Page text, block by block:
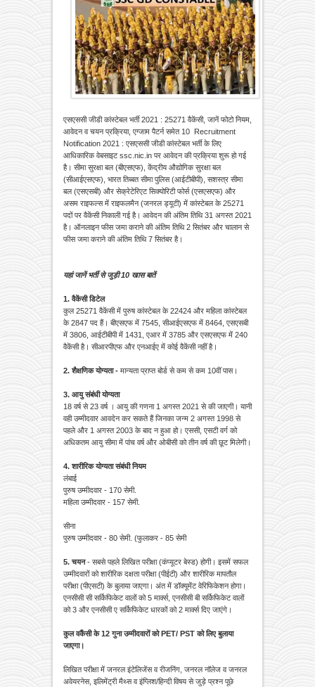
एसएससी जीडी कांस्टेबल भर्ती 2021 : 25271 वैकेंसी, जानें फोटो नियम,
आवेदन व चयन प्रक्रिया, एग्जाम पैटर्न समेत 10 Recruitment
Notification 2021 : एसएससी जीडी कांस्टेबल भर्ती के लिए
आधिकारिक वेबसाइट ssc.nic.in पर आवेदन की प्रक्रिया शुरू हो गई
है। सीमा सुरक्षा बल (बीएसएफ), केंद्रीय औद्योगिक सुरक्षा बल
(सीआईएसएफ), भारत तिब्बत सीमा पुलिस (आईटीबीपी), सशस्त्र सीमा
बल (एसएसबी) और सेक्रेटेरिएट सिक्योरिटी फोर्स (एसएसएफ) और
असम राइफल्स में राइफलमैन (जनरल ड्यूटी) में कांस्टेबल के 25271
पदों पर वैकेंसी निकाली गई है। आवेदन की अंतिम तिथि 31 अगस्त 2021
है। ऑनलाइन फीस जमा कराने की अंतिम तिथि 2 सितंबर और चालान से
फीस जमा कराने की अंतिम तिथि 7 सितंबर है।
यहां जानें भर्ती से जुड़ी 10 खास बातें
1. वैकेंसी डिटेल
कुल 25271 वैकेंसी में पुरुष कांस्टेबल के 22424 और महिला कांस्टेबल
के 2847 पद हैं। बीएसएफ में 7545, सीआईएसएफ में 8464, एसएसबी
में 3806, आईटीबीपी में 1431, एआर में 3785 और एसएसएफ में 240
वैकेंसी है। सीआरपीएफ और एनआईए में कोई वैकेंसी नहीं है।
2. शैक्षणिक योग्यता - मान्यता प्राप्त बोर्ड से कम से कम 10वीं पास।
3. आयु संबंधी योग्यता
18 वर्ष से 23 वर्ष । आयु की गणना 1 अगस्त 2021 से की जाएगी। यानी
वही उम्मीदवार आवदेन कर सकते हैं जिनका जन्म 2 अगस्त 1998 से
पहले और 1 अगस्त 2003 के बाद न हुआ हो। एससी, एसटी वर्ग को
अधिकतम आयु सीमा में पांच वर्ष और ओबीसी को तीन वर्ष की छूट मिलेगी।
4. शारीरिक योग्यता संबंधी नियम
लंबाई
पुरुष उम्मीदवार - 170 सेमी.
महिला उम्मीदवार - 157 सेमी.
सीना
पुरुष उम्मीदवार - 80 सेमी. (फुलाकर - 85 सेमी
5. चयन- सबसे पहले लिखित परीक्षा (कंप्यूटर बेस्ड) होगी। इसमें सफल
उम्मीदवारों को शारीरिक दक्षता परीक्षा (पीईटी) और शारीरिक मापतौल
परीक्षा (पीएसटी) के बुलाया जाएगा। अंत में डॉक्यूमेंट वेरिफिकेशन होगा।
एनसीसी सी सर्किफिकेट वालों को 5 मार्क्स, एनसीसी बी सर्किफिकेट वालों
को 3 और एनसीसी ए सर्किफिकेट धारकों को 2 मार्क्स दिए जाएंगे।
कुल वकैंसी के 12 गुना उम्मीदवारों को PET/ PST को लिए बुलाया
जाएगा।
लिखित परीक्षा में जनरल इंटेलिजेंस व रीजनिंग, जनरल नॉलेज व जनरल
अवेयरनेस, इलिमेंट्री मैथ्स व इंग्लिश/हिन्दी विषय से जुड़े प्रश्न पूछे